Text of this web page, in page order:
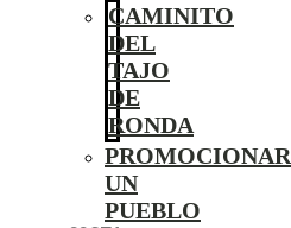
CAMINITO
DEL
TAJO
DE
RONDA
PROMOCIONAR
UN
PUEBLO